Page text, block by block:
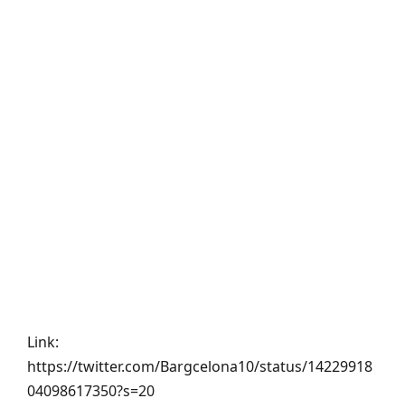
Link:
https://twitter.com/Bargcelona10/status/14229918
04098617350?s=20